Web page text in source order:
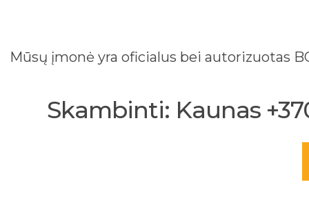
Mūsų įmonė yra oficialus bei autorizuotas
Skambinti: Kaunas